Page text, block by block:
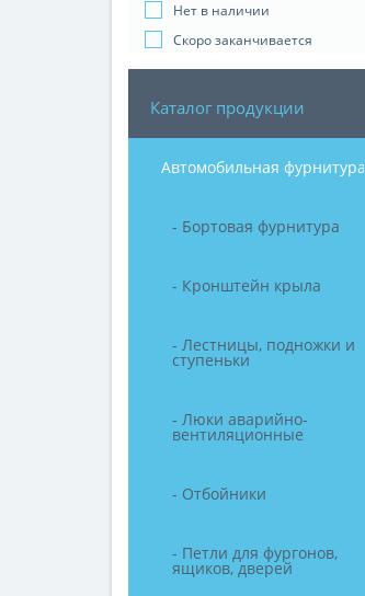
Нет в наличии
Скоро заканчивается
Каталог продукции
Автомобильная фурнитура
- Бортовая фурнитура
- Кронштейн крыла
- Лестницы, подножки и
ступеньки
- Люки аварийно-
вентиляционные
- Отбойники
- Петли для фургонов,
ящиков, дверей